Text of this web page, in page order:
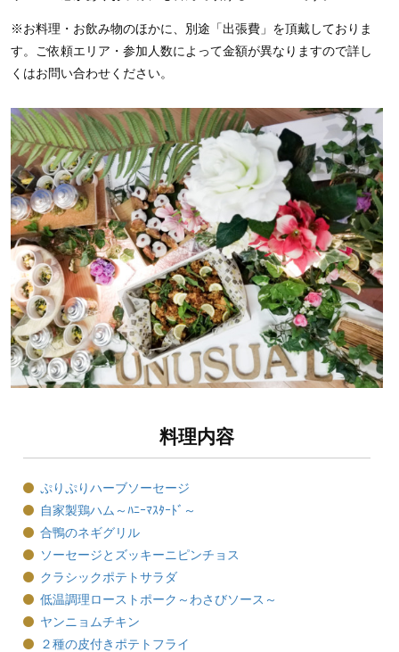
※お料理・お飲み物のほかに、別途「出張費」を頂戴しておりま
す。ご依頼エリア・参加人数によって金額が異なりますので詳し
くはお問い合わせください。
料理内容
ぷりぷりハーブソーセージ
自家製鶏ハム～ﾊﾆｰﾏｽﾀｰﾄﾞ～
合鴨のネギグリル
ソーセージとズッキーニピンチョス
クラシックポテトサラダ
低温調理ローストポーク～わさびソース～
ヤンニョムチキン
２種の皮付きポテトフライ